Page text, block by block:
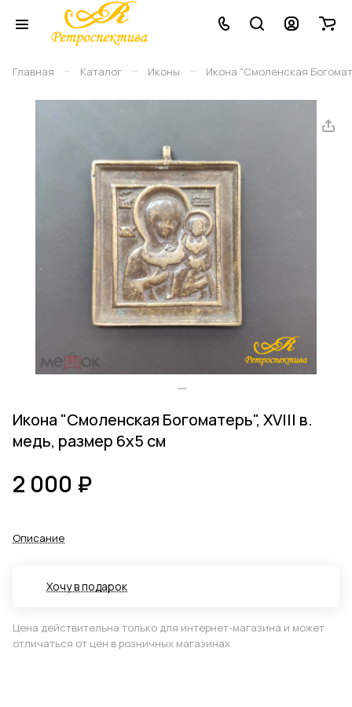
Главная – Каталог – Иконы – Икона "Смоленская
Икона "Смоленская Богоматерь", XVIII в.
медь, размер 6х5 см
2 000 ₽
Описание
Хочу в подарок
Цена действительна только для интернет-магазина и может
отличаться от цен в розничных магазинах